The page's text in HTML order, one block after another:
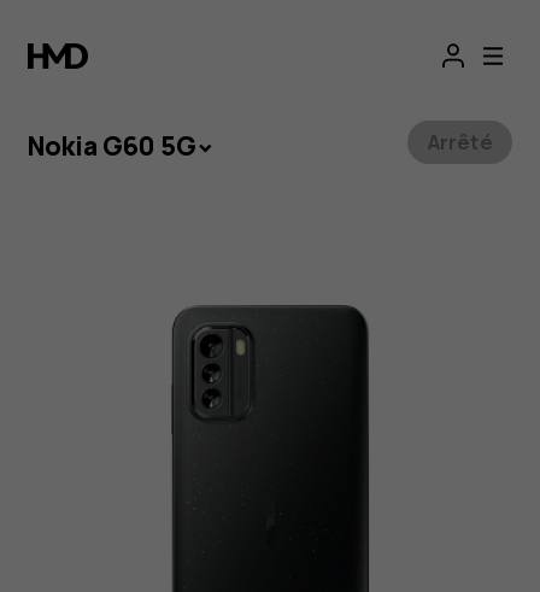
Nokia
G60
5G
Nokia G60 5G Arrêté